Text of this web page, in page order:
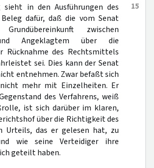
15
sieht in den Ausführungen des
dafür, daß die vom Senat
Grundübereinkunft zwischen
Angeklagtem über die
Rücknahme des Rechtsmittels
sei. Dies kann der Senat
entnehmen. Zwar befaßt sich
mehr mit Einzelheiten. Er
des Verfahrens, weiß
ist sich darüber im klaren,
über die Richtigkeit des
Urteils, das er gelesen hat, zu
wie seine Verteidiger ihre
geteilt haben.